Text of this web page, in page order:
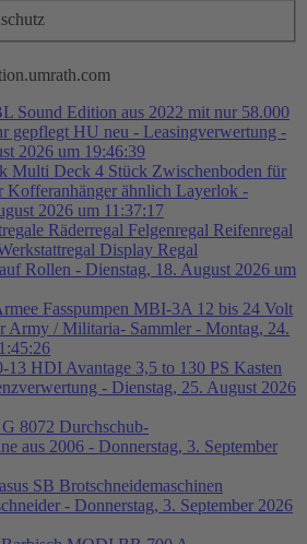
Sound Edition aus 2022 mit nur 58.000
gepflegt HU neu - Leasingverwertung -
2026 um 19:46:39
Multi Deck 4 Stück Zwischenboden für
Kofferanhänger ähnlich Layerlok -
2026 um 11:37:17
Räderregal Felgenregal Reifenregal
Display Regal
Rollen - Dienstag, 18. August 2026 um
Fasspumpen MBI-3A 12 bis 24 Volt
Army / Militaria- Sammler - Montag, 24.
13 HDI Avantage 3,5 to 130 PS Kasten
- Dienstag, 25. August 2026
8072 Durchschub-
aus 2006 - Donnerstag, 3. September
SB Brotschneidemaschinen
- Donnerstag, 3. September 2026